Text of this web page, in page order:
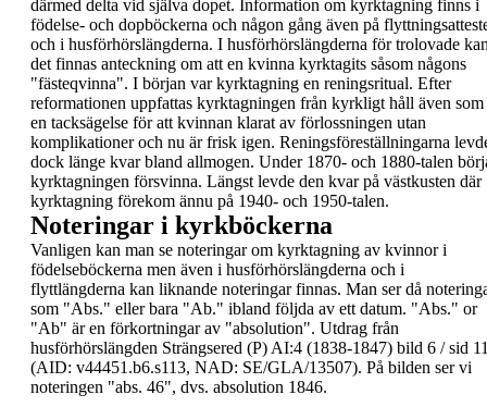
därmed delta vid själva dopet. Information om kyrktagning finns i
födelse- och dopböckerna och någon gång även på
och i husförhörslängderna. I husförhörslängderna för trolovade
det finnas anteckning om att en kvinna kyrktagits såsom någons
"fästeqvinna". I början var kyrktagning en reningsritual. Efter
reformationen uppfattas kyrktagningen från kyrkligt håll även som
en tacksägelse för att kvinnan klarat av förlossningen utan
komplikationer och nu är frisk igen. Reningsföreställningarna
dock länge kvarbland allmogen. Under 1870- och 1880-talen
kyrktagningen försvinna. Längst levde den kvarpå västkusten där
kyrktagning förekom ännu på 1940- och 1950-talen.
Noteringar i kyrkböckerna
Vanligen kan man se noteringar om kyrktagning av kvinnor i
födelseböckerna men även i husförhörslängderna och i
flyttlängderna kan liknande noteringar finnas. Man ser då
som "Abs." eller bara "Ab." ibland följda av ett datum. "Abs." or
"Ab" är en förkortningar av "absolution". Utdrag från
husförhörslängden Strängsered (P) AI:4 (1838-1847) bild 6 / sid
(AID: v44451.b6.s113, NAD: SE/GLA/13507). På bilden ser vi
noteringen "abs. 46", dvs. absolution 1846.